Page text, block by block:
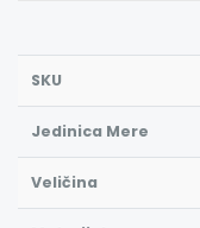
SKU
Jedinica Mere
Veličina